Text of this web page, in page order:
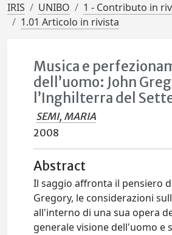
IRIS UNIBO
1 - Contributo in
1.01 Articolo in rivista
Musica e
dell’uomo: John
l’Inghilterra del
SEMI, MARIA
2008
Abstract
Il saggio affronta il pensiero
Gregory, le considerazioni
all'interno di una sua opera
generale visione dell'uomo e